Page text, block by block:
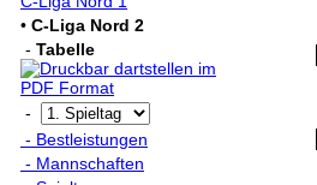
• C-Liga Nord 2
- Tabelle
-
- Bestleistungen
- Mannschaften